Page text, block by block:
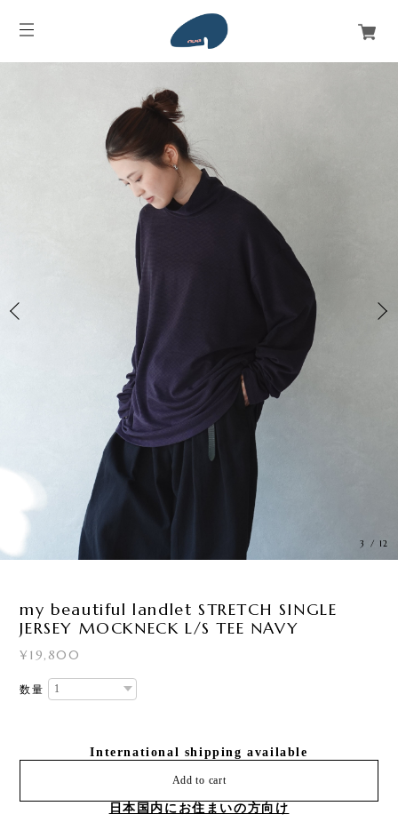
3 / 12
my beautiful landlet STRETCH SINGLE
JERSEY MOCKNECK L/S TEE NAVY
¥19,800
数量
International shipping available
Add to cart
日本国内にお住まいの方向け